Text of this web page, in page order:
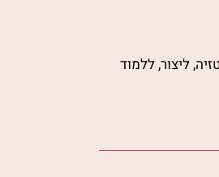
ליצור, ללמוד